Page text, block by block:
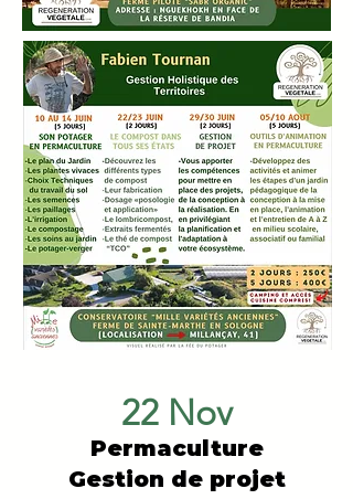
22 Nov
Permaculture
Gestion de projet